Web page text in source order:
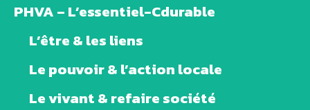
PHVA – L’essentiel-Cdurable
L’être & les liens
Le pouvoir & l’action locale
Le vivant & refaire société